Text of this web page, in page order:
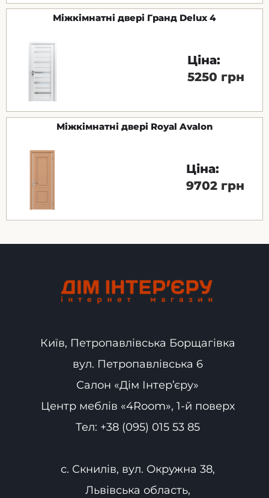
Міжкімнатні двері Гранд Delux ​​4
Ціна:
5250 грн
Міжкімнатні двері Royal Avalon
Ціна:
9702 грн
Київ, Петропавлівська Борщагівка
вул. Петропавлівська 6
Салон «Дім Інтер’єру»
Центр меблів «4Room», 1-й поверх
Тел: +38 (095) 015 53 85
с. Скнилів, вул. Окружна 38,
Львівська область,